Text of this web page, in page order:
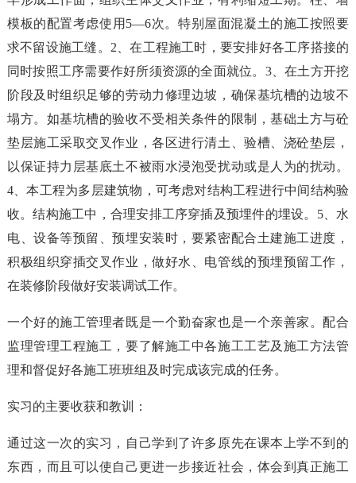
模板的配置考虑使用5—6次。特别屋面混凝土的施工按照要
求不留设施工缝。2、在工程施工时，要安排好各工序搭接的
同时按照工序需要作好所须资源的全面就位。3、在土方开挖
阶段及时组织足够的劳动力修理边坡，确保基坑槽的边坡不
塌方。如基坑槽的验收不受相关条件的限制，基础土方与砼
垫层施工采取交叉作业，各区进行清土、验槽、浇砼垫层，
以保证持力层基底土不被雨水浸泡受扰动或是人为的扰动。
4、本工程为多层建筑物，可考虑对结构工程进行中间结构验
收。结构施工中，合理安排工序穿插及预埋件的埋设。5、水
电、设备等预留、预埋安装时，要紧密配合土建施工进度，
积极组织穿插交叉作业，做好水、电管线的预埋预留工作，
在装修阶段做好安装调试工作。
一个好的施工管理者既是一个勤奋家也是一个亲善家。配合
监理管理工程施工，要了解施工中各施工工艺及施工方法管
理和督促好各施工班班组及时完成该完成的任务。
实习的主要收获和教训：
通过这一次的实习，自己学到了许多原先在课本上学不到的
东西，而且可以使自己更进一步接近社会，体会到真正施工